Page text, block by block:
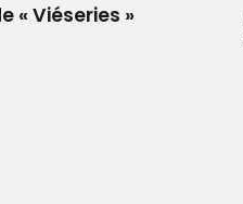
« Viéseries »